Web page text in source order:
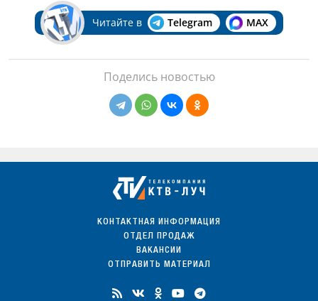
Читайте в Telegram MAX
Поделись новостью
КОНТАКТНАЯ ИНФОРМАЦИЯ
ОТДЕЛ ПРОДАЖ
ВАКАНСИИ
ОТПРАВИТЬ МАТЕРИАЛ